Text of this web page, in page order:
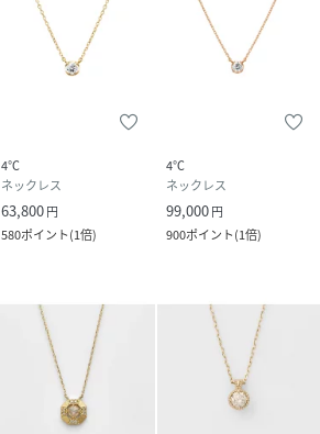
4℃
ネックレス
63,800円
580ポイント(1倍)
4℃
ネックレス
99,000円
900ポイント(1倍)